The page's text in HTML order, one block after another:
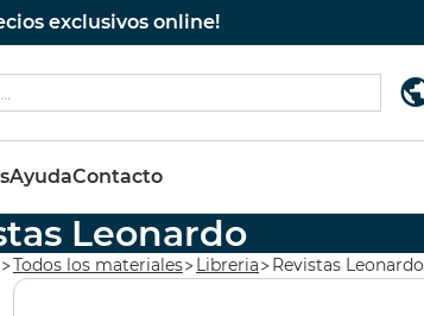
exclusivos online!
BASTIDOR REDONDO
CON TELA 40 cms.
ESTUCHE
AyudaContacto
Leonardo
Todos los materiales Libreria Revistas Leonardo